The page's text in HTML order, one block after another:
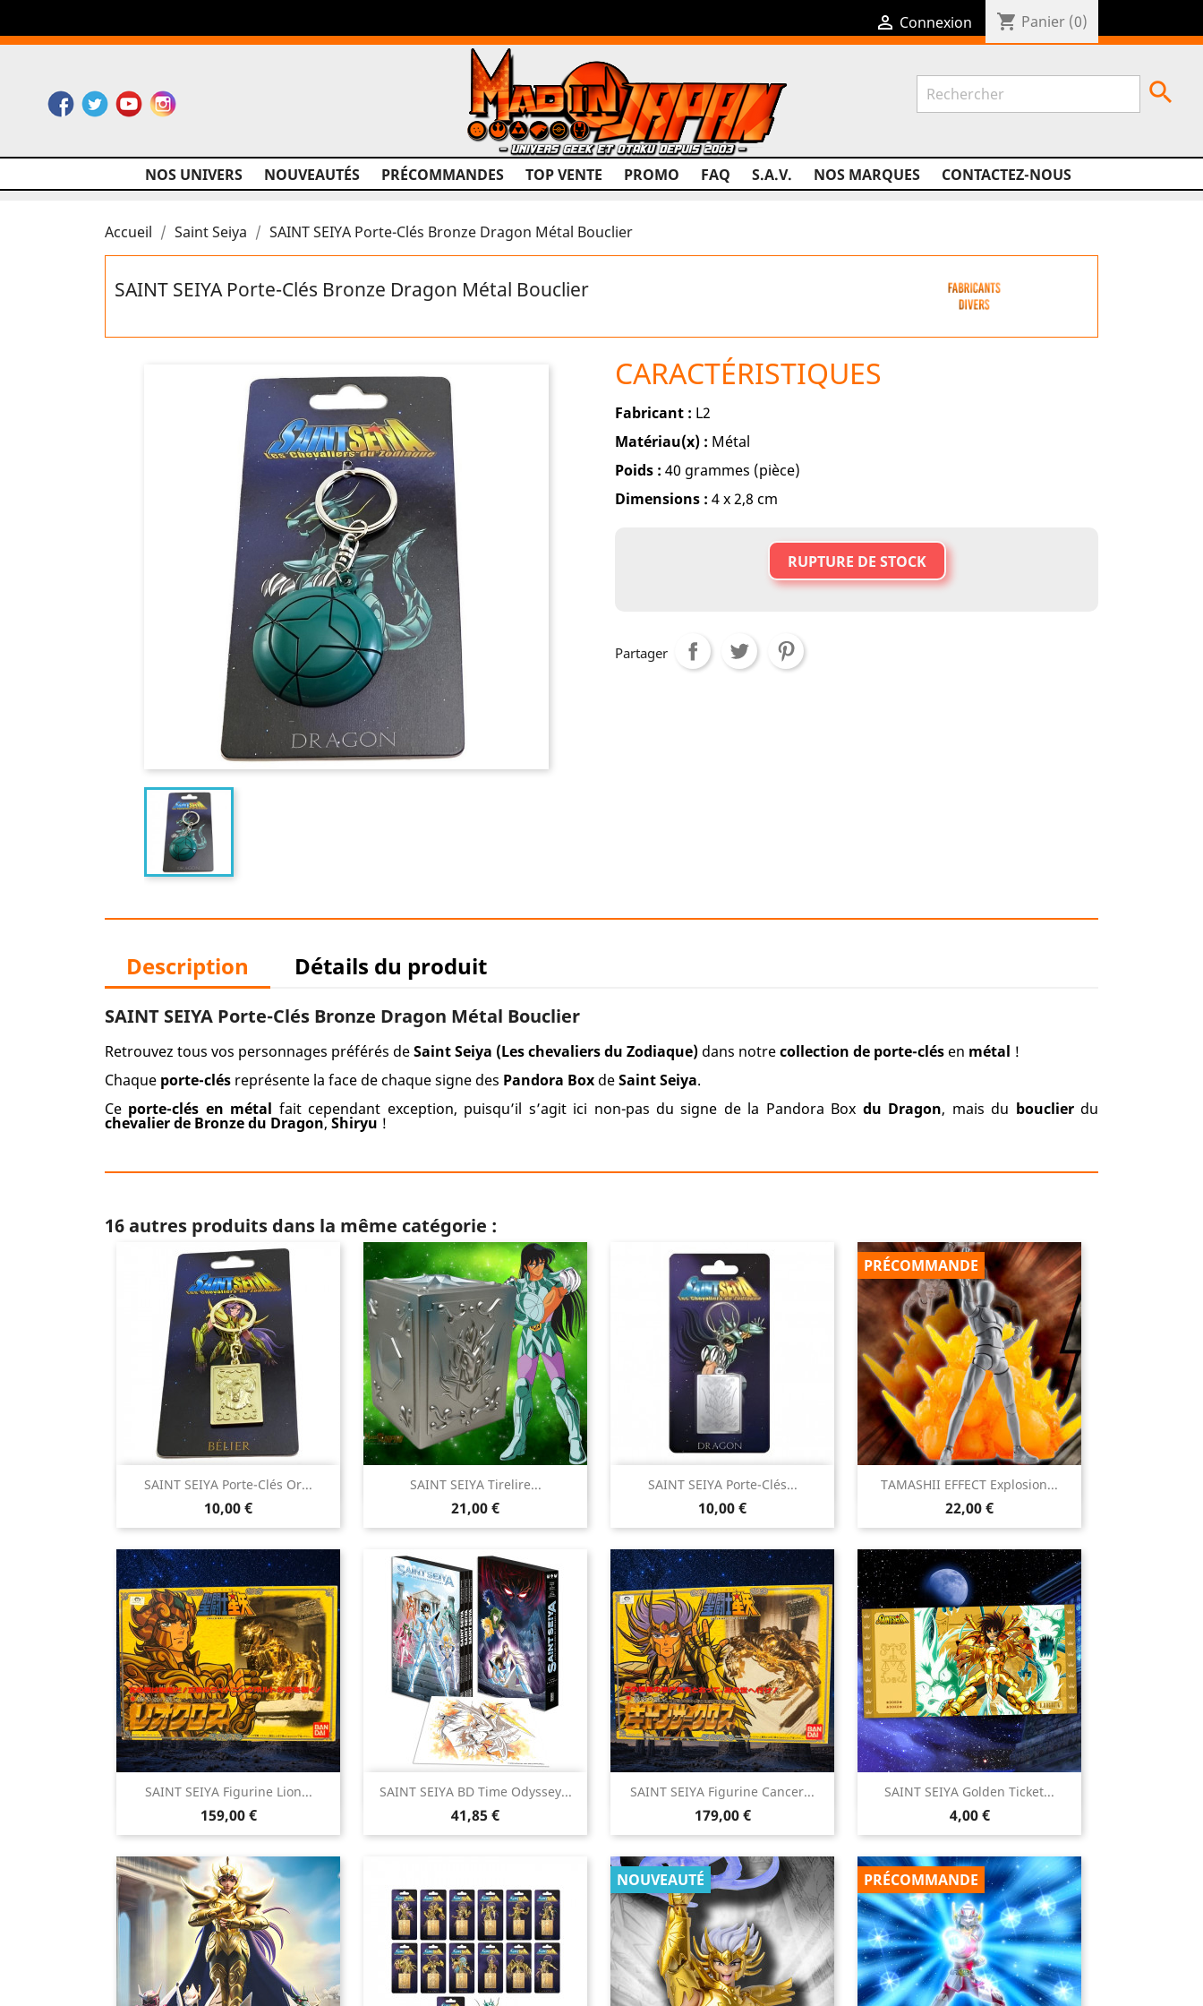
 Connexion shopping_cart Panier (0)
Facebook
TwitterYouTubeInstagram
NOS UNIVERS NOUVEAUTÉS PRÉCOMMANDES TOP VENTE PROMO FAQ S.A.V. NOS MARQUES CONTACTEZ-NOUS

Accueil Saint Seiya SAINT SEIYA Porte-Clés Bronze Dragon Métal Bouclier
SAINT SEIYA Porte-Clés Bronze Dragon Métal Bouclier
CARACTÉRISTIQUES
Fabricant : L2
Matériau(x) : Métal
Poids : 40 grammes (pièce)
Dimensions : 4 x 2,8 cm
RUPTURE DE STOCK
Partager
Description Détails du produit
SAINT SEIYA Porte-Clés Bronze Dragon Métal Bouclier
Retrouvez tous vos personnages préférés deSaint Seiya (Les chevaliers du Zodiaque) dans notrecollection de porte-clés en métal !
Chaque porte-clés représente la face de chaque signe des Pandora Box deSaint Seiya.
Ce porte-clés en métal fait cependant exception, puisqu’il s’agit ici non-pas du signe de la Pandora Box du Dragon, mais du bouclierdu
chevalier de Bronze du Dragon, Shiryu !
16 autres produits dans la même catégorie :
SAINT SEIYA Porte-Clés Or...
Prix
10,00 €
Aperçu rapide SAINT SEIYA Tirelire...
Prix
21,00 €
Aperçu rapide SAINT SEIYA Porte-Clés...
Prix
10,00 €
Aperçu rapide TAMASHII EFFECT Explosion...
Prix
22,00 €
PRÉCOMMANDE
Aperçu rapide
SAINT SEIYA Figurine Lion...
Prix
159,00 €
Aperçu rapide SAINT SEIYA BD Time Odyssey...
Prix
41,85 €
Aperçu rapide SAINT SEIYA Figurine Cancer...
Prix
179,00 €
Aperçu rapide SAINT SEIYA Golden Ticket...
Prix
4,00 €
Aperçu rapide
NOUVEAUTÉ PRÉCOMMANDE